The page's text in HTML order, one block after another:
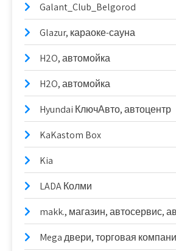
Galant_Club_Belgorod
Glazur, караоке-сауна
H2O, автомойка
H2O, автомойка
Hyundai КлючАвто, автоцентр
KaKastom Box
Kia
LADA Колми
makk., магазин, автосервис,
Mega двери, торговая